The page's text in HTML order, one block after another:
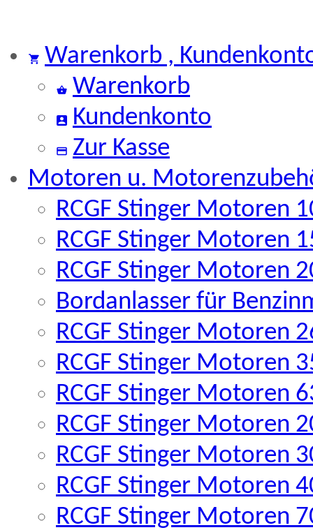
Warenkorb ,
Warenkorb
Kundenkonto
Zur Kasse
Motoren u.
RCGF Stinger Motoren
RCGF Stinger Motoren
RCGF Stinger Motoren
Bordanlasser für
RCGF Stinger Motoren
RCGF Stinger Motoren
RCGF Stinger Motoren
RCGF Stinger Motoren
RCGF Stinger Motoren
RCGF Stinger Motoren
RCGF Stinger Motoren